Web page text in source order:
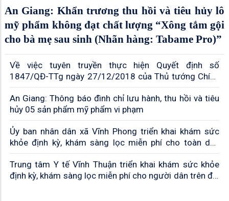
An Giang: Khẩn trương thu hồi và tiêu hủy lô
mỹ phẩm không đạt chất lượng “Xông tắm gội
cho bà mẹ sau sinh (Nhãn hàng: Tabame Pro)”
Về việc tuyên truyền thực hiện Quyết định số
1847/QĐ-TTg ngày 27/12/2018 của Thủ tướng Chính
phủ về việc phê duyệt Đề án Văn hóa công vụ
An Giang: Thông báo đình chỉ lưu hành, thu hồi và tiêu
hủy 05 sản phẩm mỹ phẩm vi phạm
Ủy ban nhân dân xã Vĩnh Phong triển khai khám sức
khỏe định kỳ, khám sàng lọc miễn phí cho toàn dân
năm 2026
Trung tâm Y tế Vĩnh Thuận triển khai khám sức khỏe
định kỳ, khám sàng lọc miễn phí cho người dân trên địa